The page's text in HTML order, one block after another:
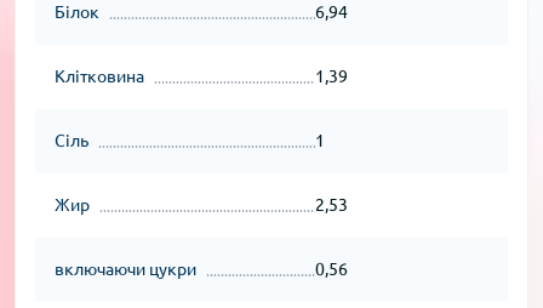
Білок 6,94
Клітковина 1,39
Сіль 1
Жир 2,53
включаючи цукри 0,56